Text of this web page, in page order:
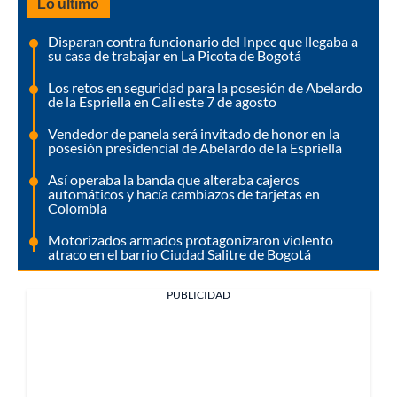
Disparan contra funcionario del Inpec que llegaba a
su casa de trabajar en La Picota de Bogotá
Los retos en seguridad para la posesión de Abelardo
de la Espriella en Cali este 7 de agosto
Vendedor de panela será invitado de honor en la
posesión presidencial de Abelardo de la Espriella
Así operaba la banda que alteraba cajeros
automáticos y hacía cambiazos de tarjetas en
Colombia
Motorizados armados protagonizaron violento
atraco en el barrio Ciudad Salitre de Bogotá
PUBLICIDAD